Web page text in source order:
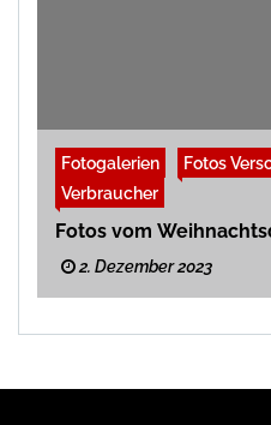
Fotogalerien Fotos
Verbraucher
Fotos vom
2. Dezember 2023